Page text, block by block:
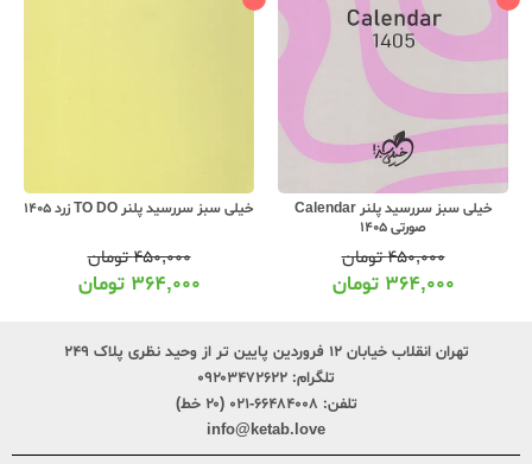
خیلی سبز سررسید پلنر TO DO زرد 1405
۴۵۰,۰۰۰تومان
۳۶۴,۰۰۰ تومان
خیلی سبز سررسید پلنر TO DO آبی
۴۵۰,۰۰۰تومان
۳۶۴,۰۰۰ تومان
تهران انقلاب خیابان ۱۲ فروردین پایین تر از وحید نظری پلاک ۲۴۹
تلگرام: ۰۹۲۰۳۴۷۲۶۲۲
تلفن: ۶۶۴۸۴۰۰۸-۰۲۱ (۲۰ خط)
info@ketab.love